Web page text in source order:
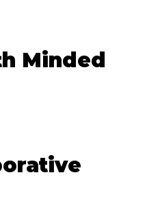
Minded